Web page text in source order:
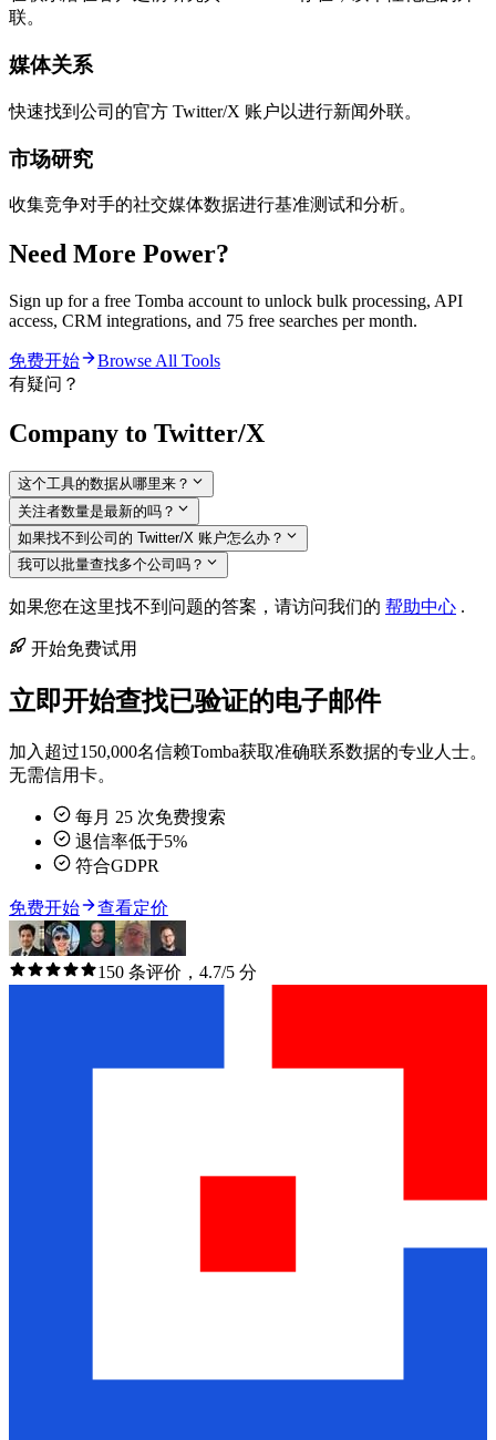
联。
媒体关系
快速找到公司的官方 Twitter/X 账户以进行新闻外联。
市场研究
收集竞争对手的社交媒体数据进行基准测试和分析。
Need More Power?
Sign up for a free Tomba account to unlock bulk processing, API
access, CRM integrations, and 75 free searches per month.
免费开始
Browse All Tools
有疑问？
Company to Twitter/X
这个工具的数据从哪里来？
关注者数量是最新的吗？
如果找不到公司的 Twitter/X 账户怎么办？
我可以批量查找多个公司吗？
如果您在这里找不到问题的答案，请访问我们的 帮助中心 .
开始免费试用
立即开始查找已验证的电子邮件
加入超过150,000名信赖Tomba获取准确联系数据的专业人士。
无需信用卡。
每月 25 次免费搜索
退信率低于5%
符合GDPR
免费开始 查看定价
150 条评价，4.7/5 分